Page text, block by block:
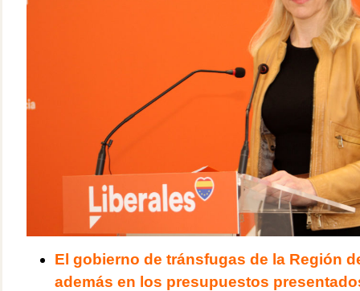
El gobierno de tránsfugas de la Región
además en los presupuestos